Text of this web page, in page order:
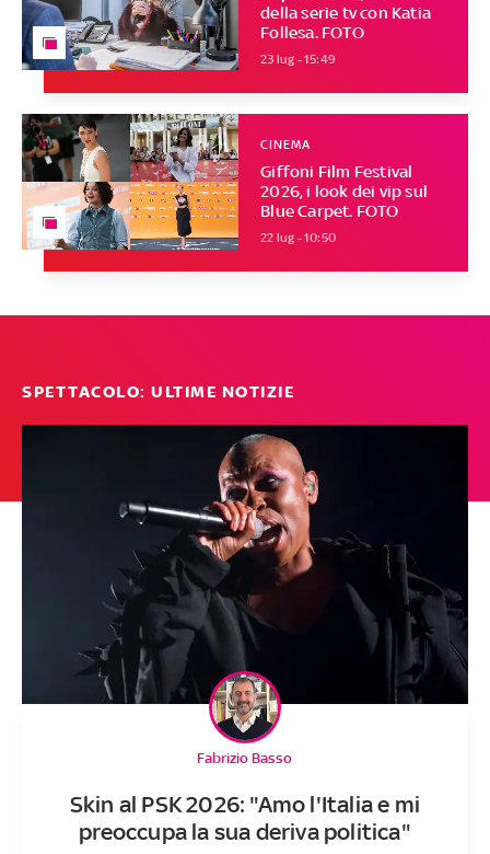
della serie tv con Katia
Follesa. FOTO
23 lug - 15:49
Giffoni Film Festival
2026, i look dei vip sul
Blue Carpet. FOTO
CINEMA
22 lug - 10:50
SPETTACOLO: ULTIME NOTIZIE
Skin al PSK 2026: "Amo l'Italia e mi
preoccupa la sua deriva politica"
Fabrizio Basso